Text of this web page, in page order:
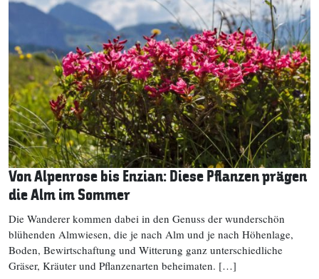
Von Alpenrose bis Enzian: Diese Pflanzen prägen
die Alm im Sommer
Die Wanderer kommen dabei in den Genuss der wunderschön
blühenden Almwiesen, die je nach Alm und je nach Höhenlage,
Boden, Bewirtschaftung und Witterung ganz unterschiedliche
Gräser, Kräuter und Pflanzenarten beheimaten. […]